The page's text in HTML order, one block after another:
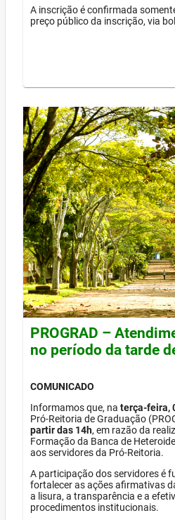
A inscrição é confirmada
preço público da inscrição, via
PROGRAD –
no período da tarde
COMUNICADO
Informamos que, na terça-feira,
Pró-Reitoria de Graduação
partir das 14h, em razão da
Formação da Banca de
aos servidores da Pró-Reitoria.
A participação dos servidores é
fortalecer as ações afirmativas
a lisura, a transparência e a
procedimentos institucionais.